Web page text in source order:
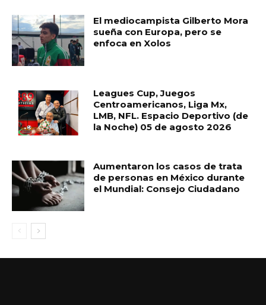
El mediocampista Gilberto Mora
sueña con Europa, pero se
enfoca en Xolos
Leagues Cup, Juegos
Centroamericanos, Liga Mx,
LMB, NFL. Espacio Deportivo (de
la Noche) 05 de agosto 2026
Aumentaron los casos de trata
de personas en México durante
el Mundial: Consejo Ciudadano